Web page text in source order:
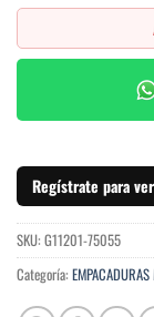
Regístrate para
SKU: G11201-75055
Categoría: EMPACADURAS